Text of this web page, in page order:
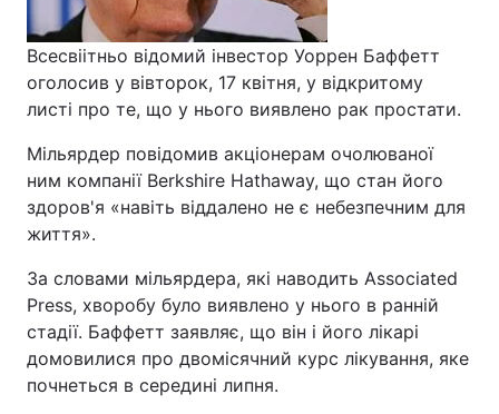
Всесвіітньо відомий інвестор Уоррен Баффетт
оголосив у вівторок, 17 квітня, у відкритому
листі про те, що у нього виявлено рак простати.
Мільярдер повідомив акціонерам очолюваної
ним компанії Berkshire Hathaway, що стан його
здоров'я «навіть віддалено не є небезпечним для
життя».
За словами мільярдера, які наводить Associated
Press, хворобу було виявлено ​​у нього в ранній
стадії. Баффетт заявляє, що він і його лікарі
домовилися про двомісячний курс лікування, яке
почнеться в середині липня.